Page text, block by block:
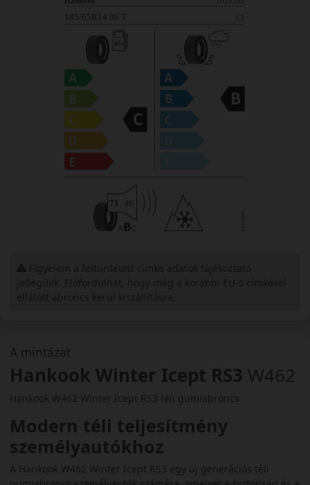
A mintázat
Hankook Winter Icept RS3 W462
Hankook W462 Winter Icept RS3 téli gumiabroncs
Modern téli teljesítmény
személyautókhoz
A Hankook W462 Winter Icept RS3 egy új generációs téli